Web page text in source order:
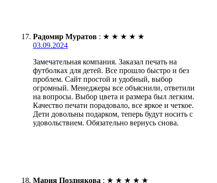
Радомир Муратов : ★ ★ ★ ★ ★
03.09.2024
Замечательная компания. Заказал печать на
футболках для детей. Все прошло быстро и без
проблем. Сайт простой и удобный, выбор
огромный. Менеджеры все объяснили, ответили
на вопросы. Выбор цвета и размера был легким.
Качество печати порадовало, все яркое и четкое.
Дети довольны подарком, теперь будут носить с
удовольствием. Обязательно вернусь снова.
Мария Позднякова : ★ ★ ★ ★ ★